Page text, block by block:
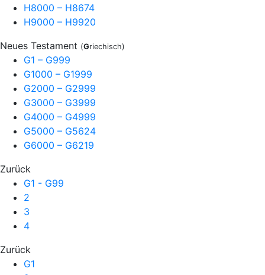
H8000 – H8674
H9000 – H9920
Neues Testament (Griechisch)
G1 – G999
G1000 – G1999
G2000 – G2999
G3000 – G3999
G4000 – G4999
G5000 – G5624
G6000 – G6219
Zurück
G1 - G99
2
3
4
Zurück
G1